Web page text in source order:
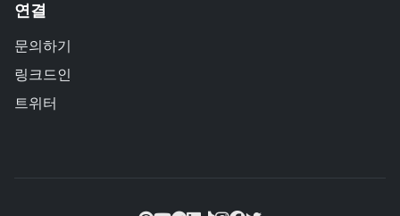
연결
문의하기
링크드인
트위터